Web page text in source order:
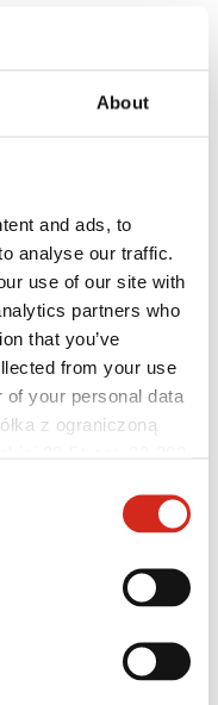
About
and ads, to
analyse our traffic.
use of our site with
partners who
that you’ve
from your use
your personal data
z ograniczoną